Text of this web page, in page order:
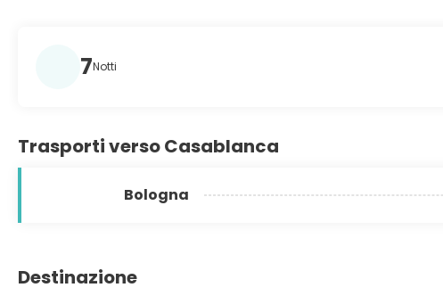
7Notti
Trasporti verso Casablanca
Bologna
Destinazione